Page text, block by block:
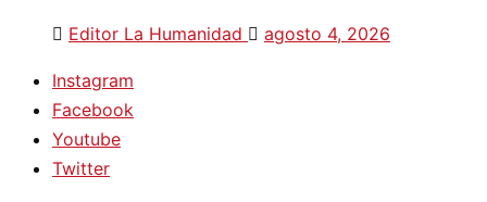
Editor La Humanidad agosto 4, 2026
Instagram
Facebook
Youtube
Twitter